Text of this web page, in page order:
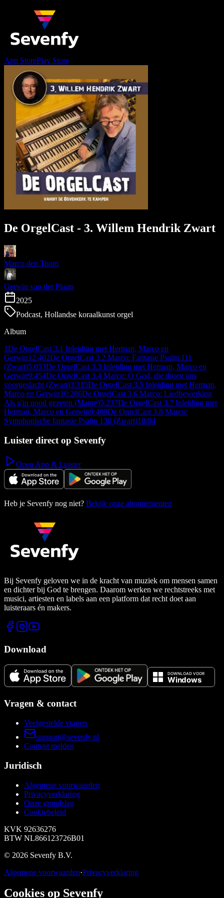
App StorePlay Store
De OrgelCast - 3. Willem Hendrik Zwart
Marco den Toom
Gerwin van der Plaats
2025
Podcast, Hollandse koraalkunst orgel
Album
1De OrgelCast 3.1 Inleiding met Herman, Marco en
Gerwin12:402De OrgelCast 3.2 Marco: Fantasie Psalm 111
(Zwart)5:053De OrgelCast 3.3 Inleiding met Herman, Marco en
Gerwin9:454De OrgelCast 3.4 Marco: O God, die droeg ons
voorgeslacht (Zwart)3:31 5De OrgelCast 3.5 Inleiding met Herman,
Marco en Gerwin10:286De OrgelCast 3.6 Marco: Liedbewerking
Als g'in nood gezeten (Magré)5:237De OrgelCast 3.7 Inleiding met
Herman, Marco en Gerwin9:408De OrgelCast 3.8 Marco:
Symphonische fantasie Psalm 130 (Zwart)10:04
Luister direct op Sevenfy
Open App & Luister
Heb je Sevenfy nog niet? Bekijk onze abonnementen
Bij Sevenfy geloven we in de kracht van muziek om mensen samen
en dichter bij God te brengen. Daarom werken we rechtstreeks met
musici, artiesten en labels aan een platform dat recht doet aan
luisteraars én makers.
Download
Vragen & contact
Veelgestelde vragen
support@sevenfy.nl
Content melden
Juridisch
Algemene voorwaarden
Privacyverklaring
Onze grondslag
Cookiebeleid
KVK 92636276
BTW NL866123726B01
© 2026 Sevenfy B.V.
Algemene voorwaarden·Privacyverklaring
Cookies op Sevenfy